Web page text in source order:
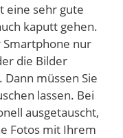
eine sehr gute
kaputt gehen.
Smartphone nur
die Bilder
müssen Sie
lassen. Bei
ausgetauscht,
Fotos mit Ihrem